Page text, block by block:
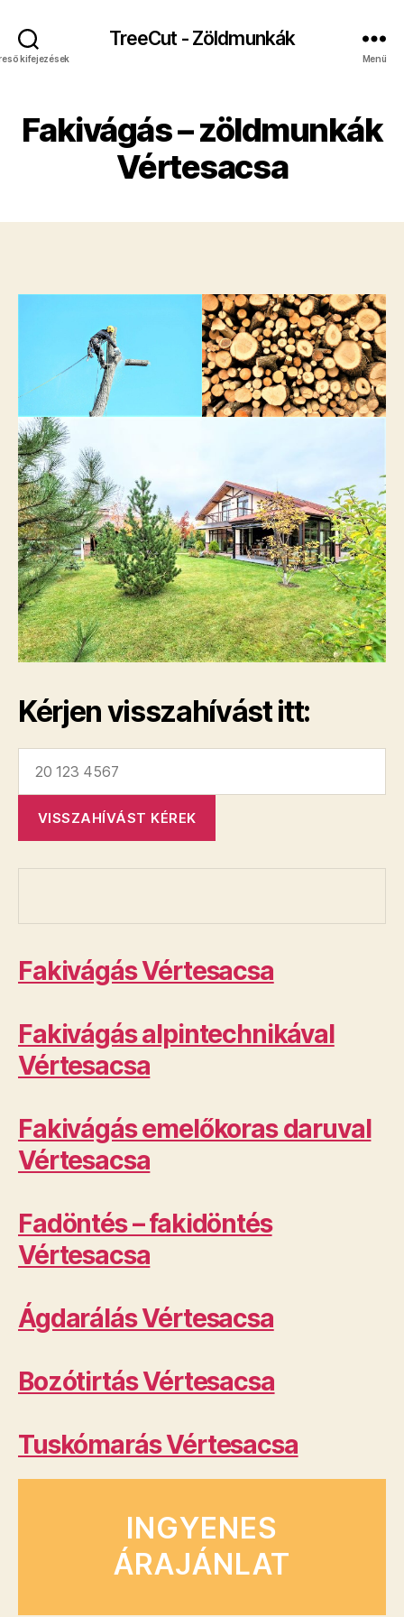
kifejezések
TreeCut - Zöldmunkák
Menü
Fakivágás – zöldmunkák
Vértesacsa
Kérjen visszahívást itt:
Fakivágás Vértesacsa
Fakivágás alpintechnikával
Vértesacsa
Fakivágás emelőkoras daruval
Vértesacsa
Fadöntés – fakidöntés
Vértesacsa
Ágdarálás Vértesacsa
Bozótirtás Vértesacsa
Tuskómarás Vértesacsa
INGYENES
ÁRAJÁNLAT